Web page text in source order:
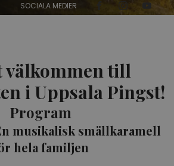
SOCIALA MEDIER
välkommen till
i Uppsala Pingst!
Program
musikalisk smällkaramell
hela familjen